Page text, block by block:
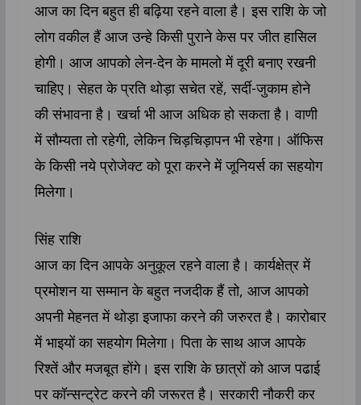
आज का दिन बहुत ही बढ़िया रहने वाला है। इस राशि के जो
लोग वकील हैं आज उन्हे किसी पुराने केस पर जीत हासिल
होगी। आज आपको लेन-देन के मामलो में दूरी बनाए रखनी
चाहिए। सेहत के प्रति थोड़ा सचेत रहें, सर्दी-जुकाम होने
की संभावना है। खर्चा भी आज अधिक हो सकता है। वाणी
में सौम्‍यता तो रहेगी, लेकिन चिड़चिड़ापन भी रहेगा। ऑफिस
के किसी नये प्रोजेक्ट को पूरा करने में जूनियर्स का सहयोग
मिलेगा।
सिंह राशि
आज का दिन आपके अनुकूल रहने वाला है। कार्यक्षेत्र में
प्रमोशन या सम्मान के बहुत नजदीक हैं तो, आज आपको
अपनी मेहनत में थोड़ा इजाफा करने की जरुरत है। कारोबार
में भाइयों का सहयोग मिलेगा। पिता के साथ आज आपके
रिश्तें और मजबूत होंगे। इस राशि के छात्रों को आज पढाई
पर कॉन्सन्ट्रेट करने की जरूरत है। सरकारी नौकरी कर